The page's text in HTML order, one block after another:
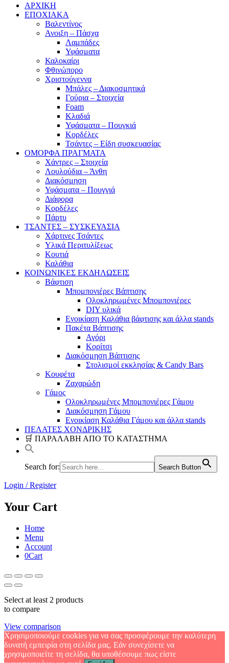
ΑΡΧΙΚΗ
ΕΠΟΧΙΑΚΑ
Βαλεντίνος
Ανοιξη – Πάσχα
Λαμπάδες
Υφάσματα
Καλοκαίρι
Φθινώπορο
Χριστούγεννα
Μπάλες – Διακοσμητικά
Γούρια – Στοιχεία
Foam
Κλαδιά
Υφάσματα – Πουγκιά
Κορδέλες
Τσάντες – Είδη συσκευασίας
ΟΜΟΡΦΑ ΠΡΑΓΜΑΤΑ
Χάντρες – Στοιχεία
Λουλούδια – Άνθη
Διακόσμηση
Υφάσματα – Πουγγιά
Διάφορα
Κορδέλες
Πάρτυ
ΤΣΑΝΤΕΣ – ΣΥΣΚΕΥΑΣΙΑ
Χάρτινες Τσάντες
Υλικά Περιτυλίξεως
Κουτιά
Καλάθια
ΚΟΙΝΩΝΙΚΕΣ ΕΚΔΗΛΩΣΕΙΣ
Βάφτιση
Μπομπονιέρες Βάπτισης
Ολοκληρωμένες Μπομπονιέρες
DIY υλικά
Ενοικίαση Καλάθια βάφτισης και άλλα stands
Πακέτα Βάπτισης
Αγόρι
Κορίτσι
Διακόσμηση Βάπτισης
Στολισμοί εκκλησίας & Candy Bars
Κουφέτα
Ζαχαρώδη
Γάμος
Ολοκληρωμένες Μπομπονιέρες Γάμου
Διακόσμηση Γάμου
Ενοικίαση Καλάθια Γάμου και άλλα stands
ΠΕΛΑΤΕΣ ΧΟΝΔΡΙΚΗΣ
🛒 ΠΑΡΑΛΑΒΗ ΑΠΟ ΤΟ ΚΑΤΑΣΤΗΜΑ
Search for: Search Button
Login / Register
Your Cart
Home
Menu
Account
0Cart
Select at least 2 products
to compare
View comparison
Χρησιμοποιούμε cookies για να σας προσφέρουμε την καλύτερη
δυνατή εμπειρία στη σελίδα μας. Εάν συνεχίσετε να
χρησιμοποιείτε τη σελίδα, θα υποθέσουμε πως είστε